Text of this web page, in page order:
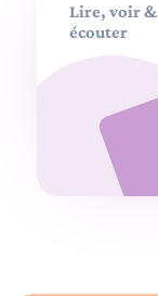
Lire, voir &
écouter